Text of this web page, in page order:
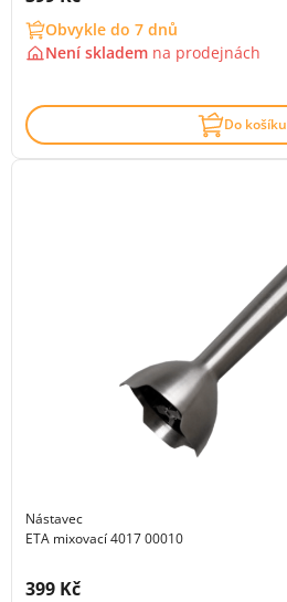
Obvykle do 7 dnů
Není skladem na prodejnách
Do košíku
Nástavec
ETA mixovací 4017 00010
Cena s DPH:
399 Kč